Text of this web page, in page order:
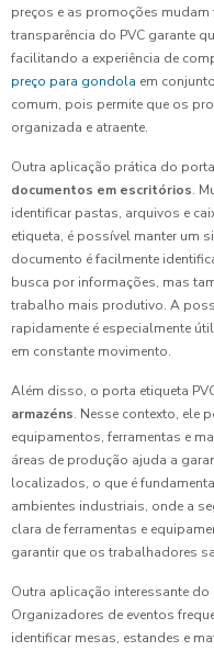
preços e as promoções
transparência do PVC garante
facilitando a experiência de
preço para gondola em
comum, pois permite que os
organizada e atraente.
Outra aplicação prática do porta
documentos em escritórios.
identificar pastas, arquivos e
etiqueta, é possível manter um
documento é facilmente
busca por informações, mas
trabalho mais produtivo. A
rapidamente é especialmente
em constante movimento.
Além disso, o porta etiqueta
armazéns. Nesse contexto, ele
equipamentos, ferramentas e
áreas de produção ajuda a
localizados, o que é
ambientes industriais, onde a
clara de ferramentas e
garantir que os trabalhadores
Outra aplicação interessante do
Organizadores de eventos
identificar mesas, estandes e